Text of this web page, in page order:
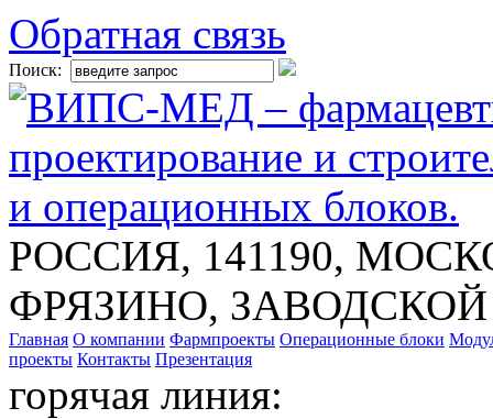
Обратная связь
Поиск:
РОССИЯ, 141190,
ФРЯЗИНО, ЗАВОДСКОЙ
Главная О компании Фармпроекты Операционные блоки
проекты Контакты Презентация
горячая линия: